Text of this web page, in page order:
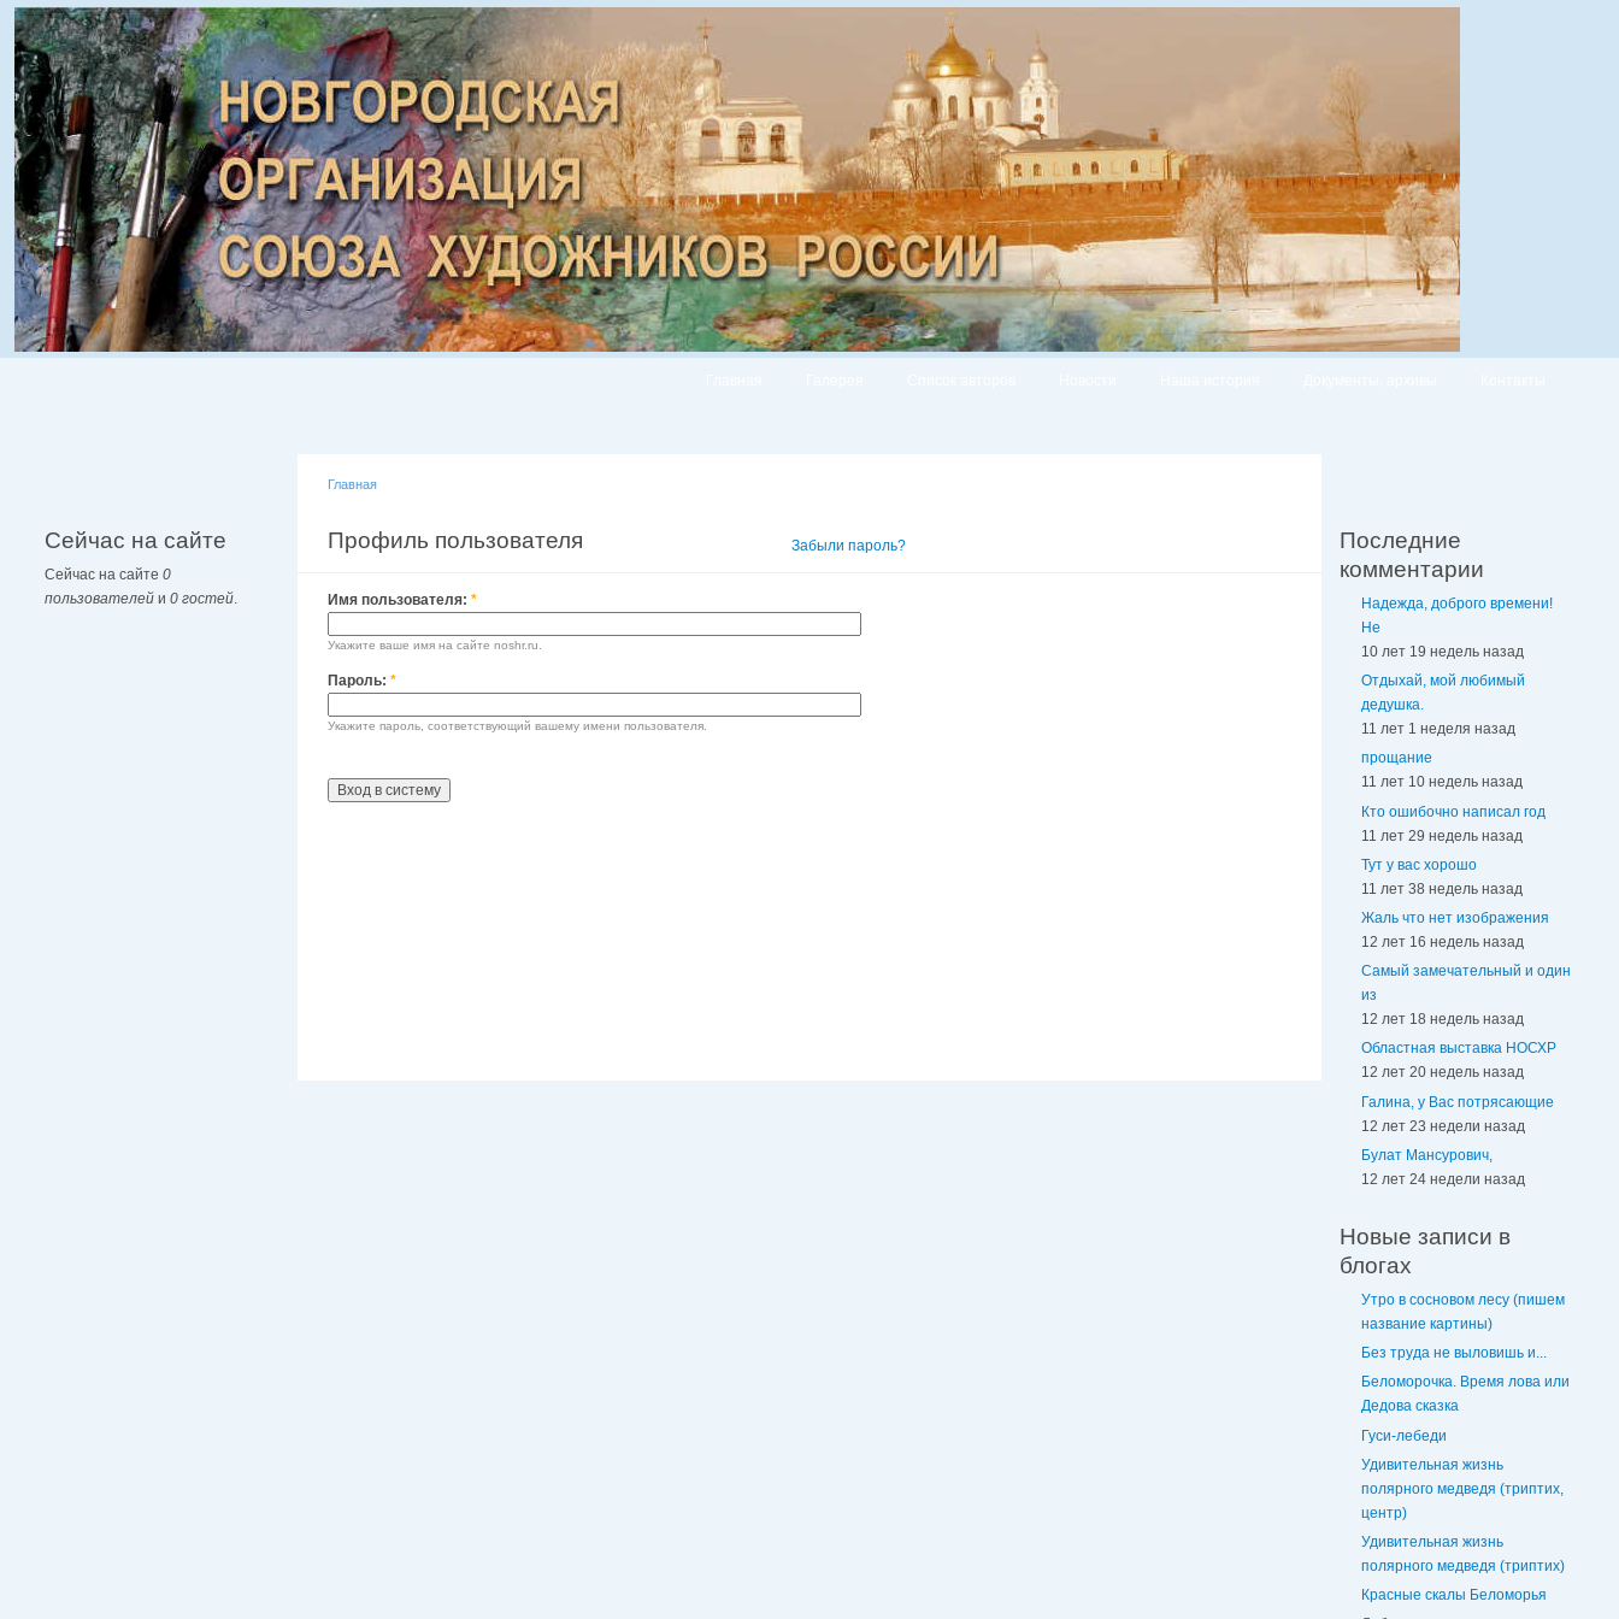
Сейчас на сайте
Сейчас на сайте 0
пользователей и 0 гостей.
Главная
Профиль пользователя Забыли пароль?
Имя пользователя: *
Укажите ваше имя на сайте noshr.ru.
Пароль: *
Укажите пароль, соответствующий вашему имени пользователя.
Последние
комментарии
Надежда, доброго времени!
Не
10 лет 19 недель назад
Отдыхай, мой любимый
дедушка.
11 лет 1 неделя назад
прощание
11 лет 10 недель назад
Кто ошибочно написал год
11 лет 29 недель назад
Тут у вас хорошо
11 лет 38 недель назад
Жаль что нет изображения
12 лет 16 недель назад
Самый замечательный и один
из
12 лет 18 недель назад
Областная выставка НОСХР
12 лет 20 недель назад
Галина, у Вас потрясающие
12 лет 23 недели назад
Булат Мансурович,
12 лет 24 недели назад
Новые записи в
блогах
Утро в сосновом лесу (пишем
название картины)
Без труда не выловишь и...
Беломорочка. Время лова или
Дедова сказка
Гуси-лебеди
Удивительная жизнь
полярного медведя (триптих,
центр)
Удивительная жизнь
полярного медведя (триптих)
Красные скалы Беломорья